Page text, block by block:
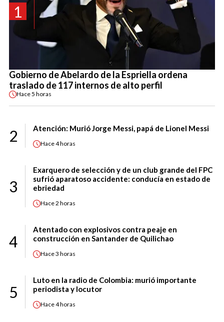
1
Gobierno de Abelardo de la Espriella ordena
traslado de 117 internos de alto perfil
Hace5 horas
2 Atención: Murió Jorge Messi, papá de Lionel Messi
Hace4 horas
3
Exarquero de selección y de un club grande del FPC
sufrió aparatoso accidente: conducía en estado de
ebriedad
Hace2 horas
4
Atentado con explosivos contra peaje en
construcción en Santander de Quilichao
Hace3 horas
5
Luto en la radio de Colombia: murió importante
periodista y locutor
Hace4 horas